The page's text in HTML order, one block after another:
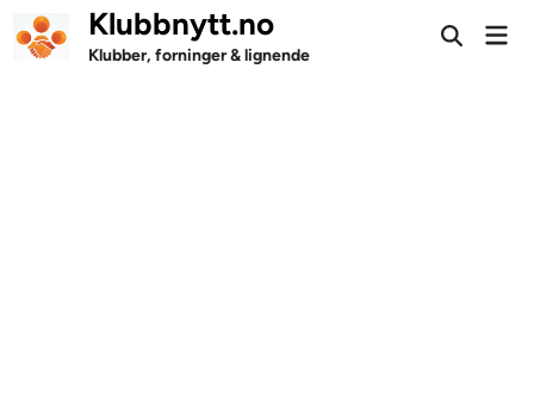
Skip
to
Klubbnytt.no
Klubber, forninger & lignende
Open